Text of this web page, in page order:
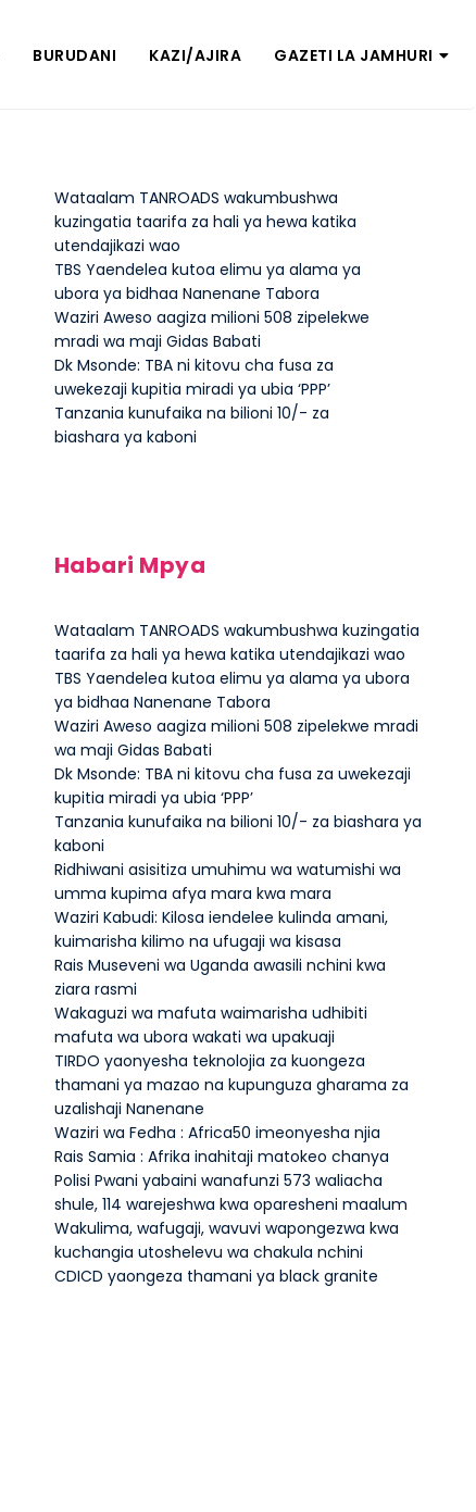
BURUDANI KAZI/AJIRA GAZETI LA JAMHURI
Wataalam TANROADS wakumbushwa
kuzingatia taarifa za hali ya hewa katika
utendajikazi wao
TBS Yaendelea kutoa elimu ya alama ya
ubora ya bidhaa Nanenane Tabora
Waziri Aweso aagiza milioni 508 zipelekwe
mradi wa maji Gidas Babati
Dk Msonde: TBA ni kitovu cha fusa za
uwekezaji kupitia miradi ya ubia ‘PPP’
Tanzania kunufaika na bilioni 10/- za
biashara ya kaboni
Habari Mpya
Wataalam TANROADS wakumbushwa kuzingatia
taarifa za hali ya hewa katika utendajikazi wao
TBS Yaendelea kutoa elimu ya alama ya ubora
ya bidhaa Nanenane Tabora
Waziri Aweso aagiza milioni 508 zipelekwe mradi
wa maji Gidas Babati
Dk Msonde: TBA ni kitovu cha fusa za uwekezaji
kupitia miradi ya ubia ‘PPP’
Tanzania kunufaika na bilioni 10/- za biashara ya
kaboni
Ridhiwani asisitiza umuhimu wa watumishi wa
umma kupima afya mara kwa mara
Waziri Kabudi: Kilosa iendelee kulinda amani,
kuimarisha kilimo na ufugaji wa kisasa
Rais Museveni wa Uganda awasili nchini kwa
ziara rasmi
Wakaguzi wa mafuta waimarisha udhibiti
mafuta wa ubora wakati wa upakuaji
TIRDO yaonyesha teknolojia za kuongeza
thamani ya mazao na kupunguza gharama za
uzalishaji Nanenane
Waziri wa Fedha : Africa50 imeonyesha njia
Rais Samia : Afrika inahitaji matokeo chanya
Polisi Pwani yabaini wanafunzi 573 waliacha
shule, 114 warejeshwa kwa oparesheni maalum
Wakulima, wafugaji, wavuvi wapongezwa kwa
kuchangia utoshelevu wa chakula nchini
CDICD yaongeza thamani ya black granite